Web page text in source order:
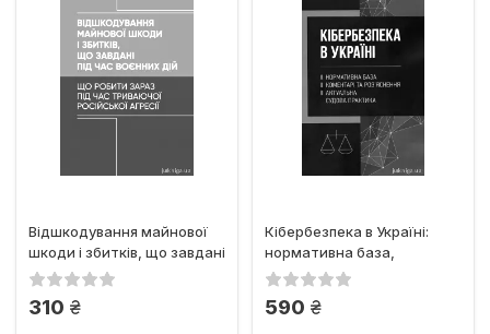
Відшкодування майнової
шкоди і збитків, що завдані
під час воєнних дій
310 грн.
Кібербезпека в Україні:
нормативна база,
коментарі та
590 грн.